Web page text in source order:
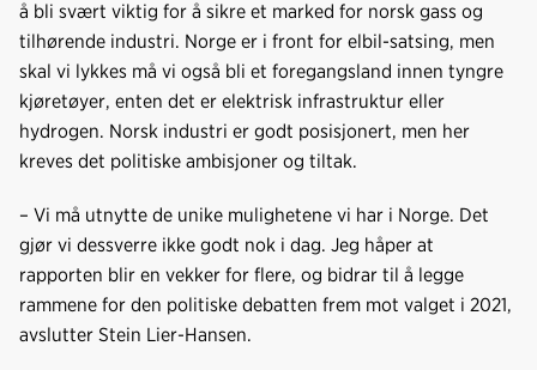
å bli svært viktig for å sikre et marked for norsk gass og
tilhørende industri. Norge er i front for elbil-satsing, men
skal vi lykkes må vi også bli et foregangsland innen tyngre
kjøretøyer, enten det er elektrisk infrastruktur eller
hydrogen. Norsk industri er godt posisjonert, men her
kreves det politiske ambisjoner og tiltak.
– Vi må utnytte de unike mulighetene vi har i Norge. Det
gjør vi dessverre ikke godt nok i dag. Jeg håper at
rapporten blir en vekker for flere, og bidrar til å legge
rammene for den politiske debatten frem mot valget i 2021,
avslutter Stein Lier-Hansen.